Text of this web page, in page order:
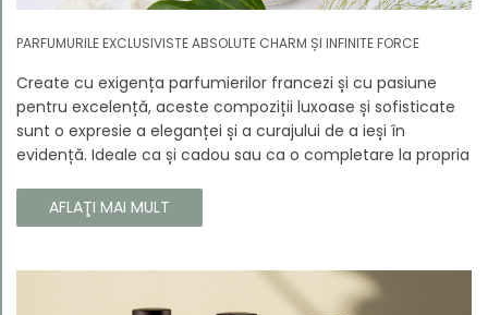
PARFUMURILE EXCLUSIVISTE ABSOLUTE CHARM ȘI INFINITE FORCE
Create cu exigența parfumierilor francezi și cu pasiune
pentru excelență, aceste compoziții luxoase și sofisticate
sunt o expresie a eleganței și a curajului de a ieși în
evidență. Ideale ca și cadou sau ca o completare la propria
să atragă atenția și să emane un caracter unic și puternic.
AFLAŢI MAI MULT